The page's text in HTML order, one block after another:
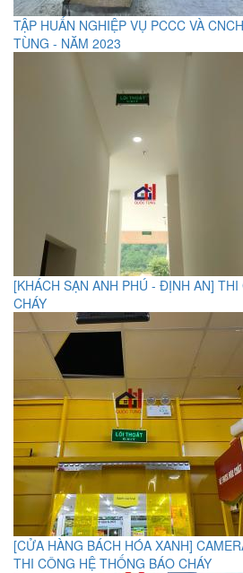
TẬP HUẤN NGHIỆP VỤ PCCC VÀ
TÙNG - NĂM 2023
[KHÁCH SẠN ANH PHÚ - ĐỊNH AN]
CHÁY
[CỬA HÀNG BÁCH HÓA XANH]
THI CÔNG HỆ THỐNG BÁO CHÁY